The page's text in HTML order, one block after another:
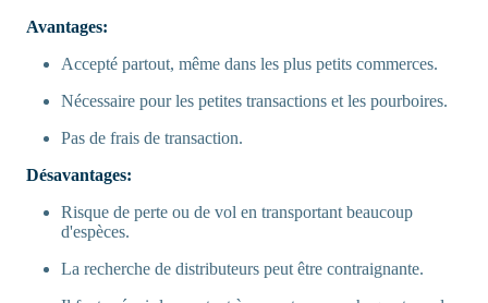
Avantages:
Accepté partout, même dans les plus petits commerces.
Nécessaire pour les petites transactions et les pourboires.
Pas de frais de transaction.
Désavantages:
Risque de perte ou de vol en transportant beaucoup
d'espèces.
La recherche de distributeurs peut être contraignante.